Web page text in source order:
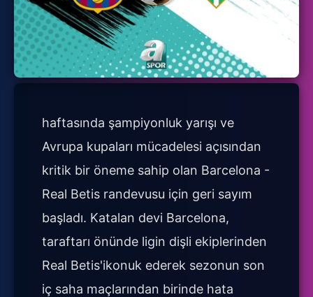
haftasında şampiyonluk yarışı ve
Avrupa kupaları mücadelesi açısından
kritik bir öneme sahip olan Barcelona -
Real Betis randevusu için geri sayım
başladı. Katalan devi Barcelona,
taraftarı önünde ligin dişli ekiplerinden
Real Betis'ikonuk ederek sezonun son
iç saha maçlarından birinde hata